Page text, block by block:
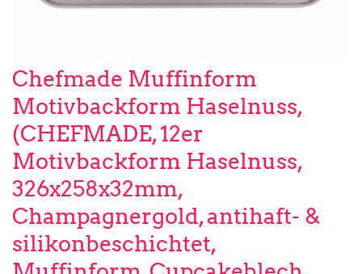
Chefmade Muffinform
Motivbackform Haselnuss,
(CHEFMADE, 12er
Motivbackform Haselnuss,
326x258x32mm,
Champagnergold, antihaft- &
silikonbeschichtet,